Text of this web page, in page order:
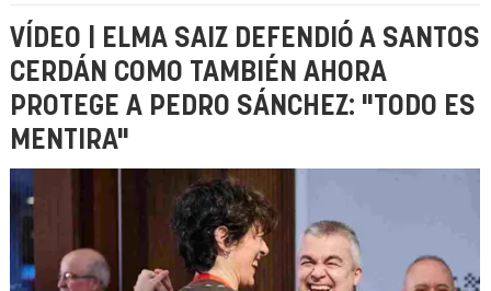
VÍDEO | ELMA SAIZ DEFENDIÓ A SANTOS
CERDÁN COMO TAMBIÉN AHORA
PROTEGE A PEDRO SÁNCHEZ: "TODO ES
MENTIRA"